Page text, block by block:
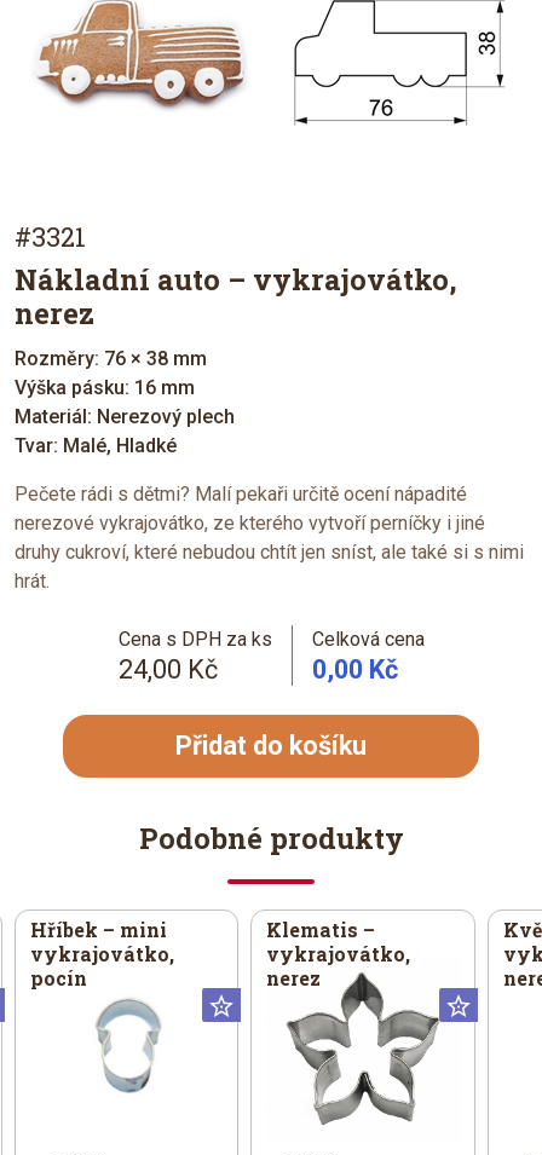
#3321
Nákladní auto – vykrajovátko,
nerez
Rozměry: 76 × 38 mm
Výška pásku: 16 mm
Materiál: Nerezový plech
Tvar: Malé, Hladké
Pečete rádi s dětmi? Malí pekaři určitě ocení nápadité
nerezové vykrajovátko, ze kterého vytvoří perníčky i jiné
druhy cukroví, které nebudou chtít jen sníst, ale také si s nimi
hrát.
Cena s DPH za ks
24,00 Kč
Celková cena
0,00 Kč
Přidat do košíku
Podobné produkty
Universální
Hříbek – mini
vykrajovátko,
pocín
Klematis –
vykrajovátko,
nerez
Universální